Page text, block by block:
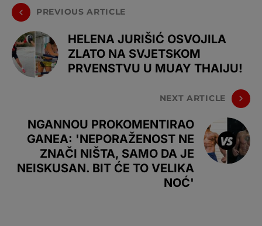
PREVIOUS ARTICLE
HELENA JURIŠIĆ OSVOJILA
ZLATO NA SVJETSKOM
PRVENSTVU U MUAY THAIJU!
NEXT ARTICLE
NGANNOU PROKOMENTIRAO
GANEA: 'NEPORAŽENOST NE
ZNAČI NIŠTA, SAMO DA JE
NEISKUSAN. BIT ĆE TO VELIKA
NOĆ'